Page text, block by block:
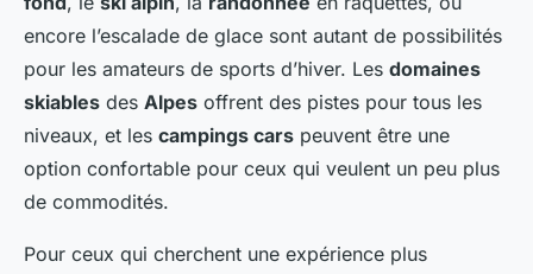
encore l’escalade de glace sont autant de possibilités
pour les amateurs de sports d’hiver. Les domaines
skiables des Alpes offrent des pistes pour tous les
niveaux, et les campings cars peuvent être une
option confortable pour ceux qui veulent un peu plus
de commodités.
Pour ceux qui cherchent une expérience plus